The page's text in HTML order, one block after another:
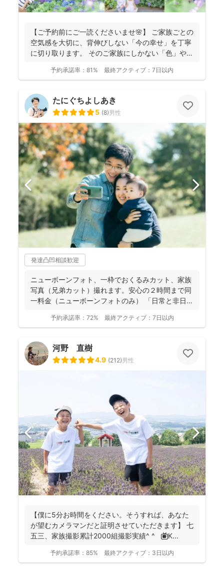
【ご予約前にご一読くださいませ🌸】 ご家族ごとの
空気感を大切に、背伸びしない「今の幸せ」を丁寧
に切り取ります。 そのご家族にしかない「色」や、
予約承諾率： 81% 最終アクティブ： 7日以内
たにぐちよしあき
5 (8)男性
発達凸凹相談歓迎
ニューボーンフォト、一枠でおくるみカット、家族
写真（兄弟カット）撮れます。安心の２時間まで同
一料金（ニューボーンフォトのみ） 「日常と非日
予約承諾率： 72% 最終アクティブ： 7日以内
河野 直樹
4.9 (212)男性
【僕に5分お時間をください。そうすれば、あなた
が望むカメラマンだと証明させていただきます】 七
五三、家族撮影累計2000組撮影実績^ ^ 📺K...
予約承諾率： 85% 最終アクティブ： 3日以内